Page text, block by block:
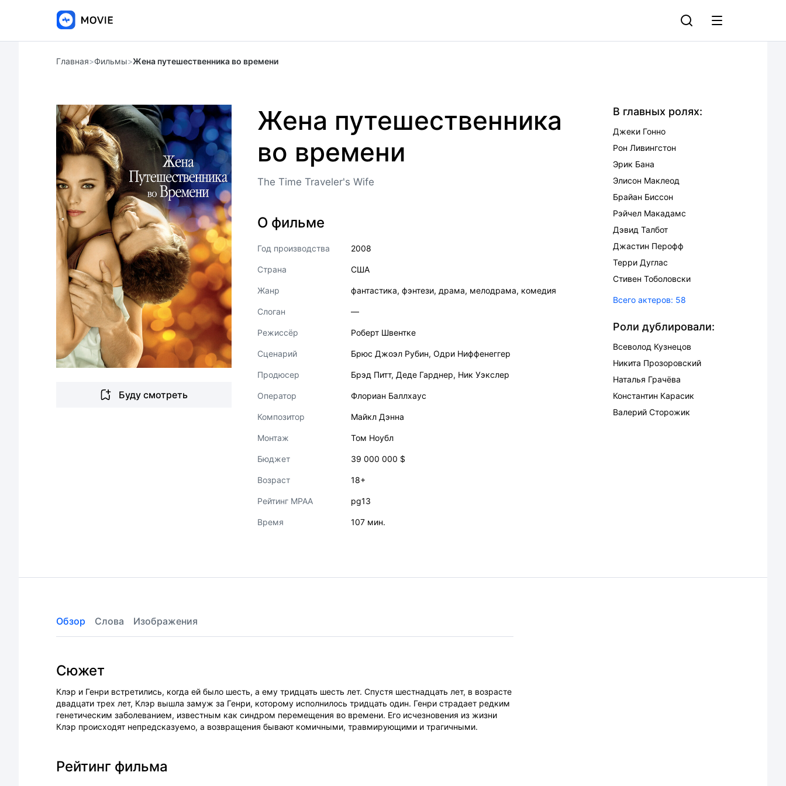
Главная>Фильмы>Жена путешественника во времени
Буду смотреть
Жена путешественника
во времени
The Time Traveler's Wife
О фильме
Год производства 2008
Страна США
Жанр фантастика, фэнтези, драма, мелодрама, комедия
Слоган —
Режиссёр Роберт Швентке
Сценарий Брюс Джоэл Рубин, Одри Ниффенеггер
Продюсер Брэд Питт, Деде Гарднер, Ник Уэкслер
Оператор Флориан Баллхаус
Композитор Майкл Дэнна
Монтаж Том Ноубл
Бюджет 39 000 000 $
Возраст 18+
Рейтинг MPAA pg13
Время 107 мин.
В главных ролях:
Джеки Гонно
Рон Ливингстон
Эрик Бана
Элисон Маклеод
Брайан Биссон
Рэйчел Макадамс
Дэвид Талбот
Джастин Перофф
Терри Дуглас
Стивен Тоболовски
Всего актеров: 58
Роли дублировали:
Всеволод Кузнецов
Никита Прозоровский
Наталья Грачёва
Константин Карасик
Валерий Сторожик
Обзор Слова Изображения
Сюжет
Клэр и Генри встретились, когда ей было шесть, а ему тридцать шесть лет. Спустя шестнадцать лет, в возрасте
двадцати трех лет, Клэр вышла замуж за Генри, которому исполнилось тридцать один. Генри страдает редким
генетическим заболеванием, известным как синдром перемещения во времени. Его исчезновения из жизни
Клэр происходят непредсказуемо, а возвращения бывают комичными, травмирующими и трагичными.
Рейтинг фильма